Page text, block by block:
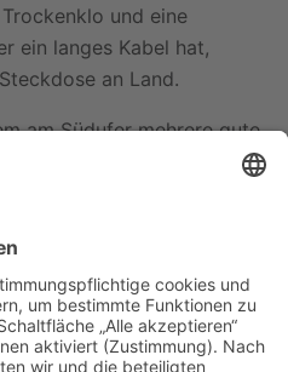
und eine
ein langes Kabel hat,
an Land.
am Südufer mehrere gute
an Land
2 m Wassertiefe bis
auch frei ankern.
bis Nordostwind optimal